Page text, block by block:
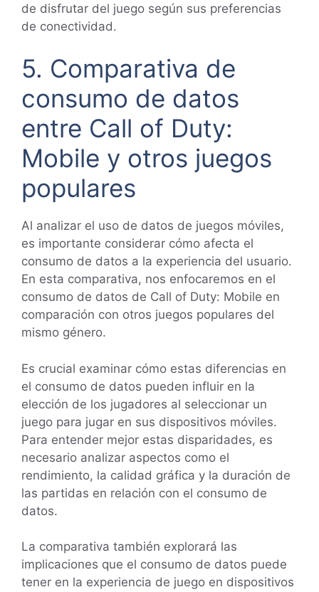
de disfrutar del juego según sus preferencias
de conectividad.
5. Comparativa de
consumo de datos
entre Call of Duty:
Mobile y otros juegos
populares
Al analizar el uso de datos de juegos móviles,
es importante considerar cómo afecta el
consumo de datos a la experiencia del usuario.
En esta comparativa, nos enfocaremos en el
consumo de datos de Call of Duty: Mobile en
comparación con otros juegos populares del
mismo género.
Es crucial examinar cómo estas diferencias en
el consumo de datos pueden influir en la
elección de los jugadores al seleccionar un
juego para jugar en sus dispositivos móviles.
Para entender mejor estas disparidades, es
necesario analizar aspectos como el
rendimiento, la calidad gráfica y la duración de
las partidas en relación con el consumo de
datos.
La comparativa también explorará las
implicaciones que el consumo de datos puede
tener en la experiencia de juego en dispositivos